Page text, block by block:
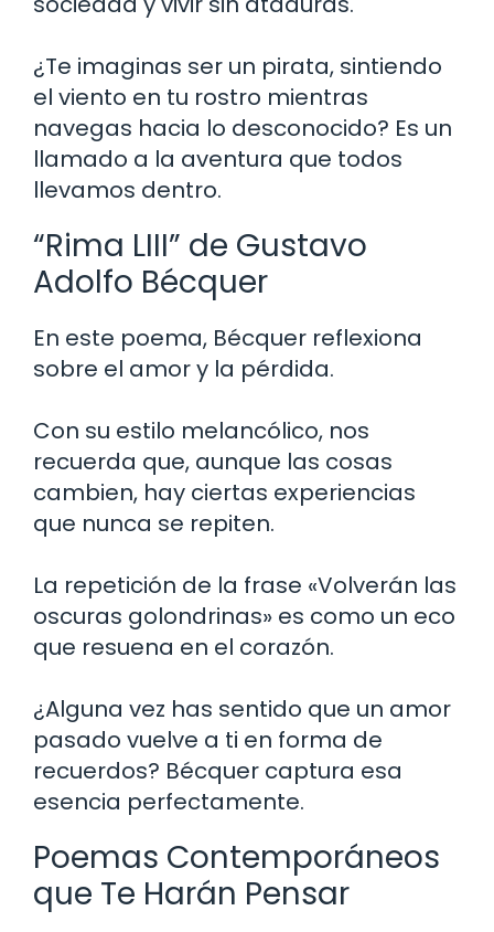
¿Te imaginas ser un pirata, sintiendo
el viento en tu rostro mientras
navegas hacia lo desconocido? Es un
llamado a la aventura que todos
llevamos dentro.
“Rima LIII” de Gustavo
Adolfo Bécquer
En este poema, Bécquer reflexiona
sobre el amor y la pérdida.
Con su estilo melancólico, nos
recuerda que, aunque las cosas
cambien, hay ciertas experiencias
que nunca se repiten.
La repetición de la frase «Volverán las
oscuras golondrinas» es como un eco
que resuena en el corazón.
¿Alguna vez has sentido que un amor
pasado vuelve a ti en forma de
recuerdos? Bécquer captura esa
esencia perfectamente.
Poemas Contemporáneos
que Te Harán Pensar